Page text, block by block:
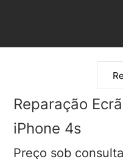
Reparação
iPhone 4s
Preço sob consulta